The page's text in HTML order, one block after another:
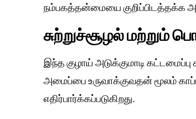
நம்பகத்தன்மையை குறிப்பிடத்தக்க
சுற்றுச்சூழல் மற்றும்
இந்த குழாய் அடுக்குமாடி
அமைப்பை உருவாக்குவதன் மூலம்
எதிர்பார்க்கப்படுகிறது.